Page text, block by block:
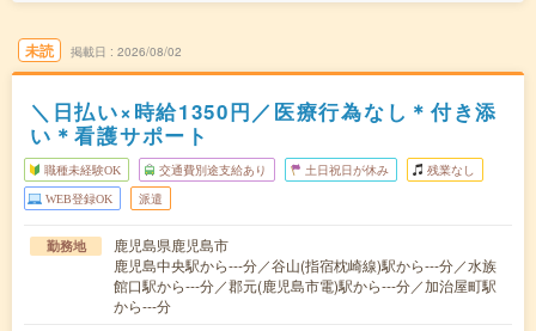
未読 掲載日 2026/08/02
＼日払い×時給1350円／医療行為なし＊付き添
い＊看護サポート
職種未経験OK 交通費別途支給あり 土日祝日が休み 残業なし
WEB登録OK 派遣
勤務地
鹿児島県鹿児島市
鹿児島中央駅から---分／谷山(指宿枕崎線)駅から---分／水族
館口駅から---分／郡元(鹿児島市電)駅から---分／加治屋町駅
から---分